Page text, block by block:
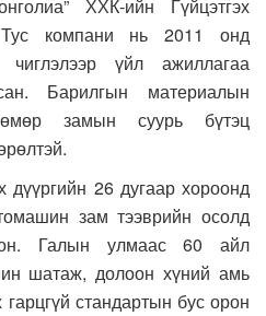
ХХК-ийн Гүйцэтгэх
Тус компани нь 2011 онд
чиглэлээр үйл ажиллагаа
Барилгын материалын
замын суурь бүтэц
дүүргийн 26 дугаар хороонд
зам тээврийн осолд
Галын улмаас 60 айл
шатаж, долоон хүний амь
стандартын бус орон